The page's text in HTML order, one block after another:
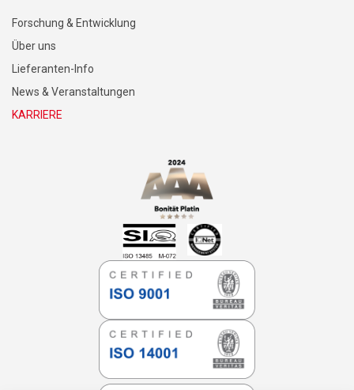
Forschung & Entwicklung
Über uns
Lieferanten-Info
News & Veranstaltungen
KARRIERE